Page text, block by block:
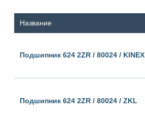
Название
Подшипник 624 2ZR / 80024 / KINEX
Подшипник 624 2ZR / 80024 / ZKL